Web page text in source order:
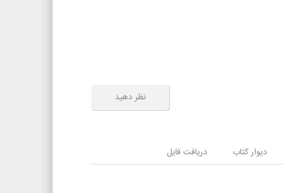
نظر دهید
دیوار کتاب دریافت فایل